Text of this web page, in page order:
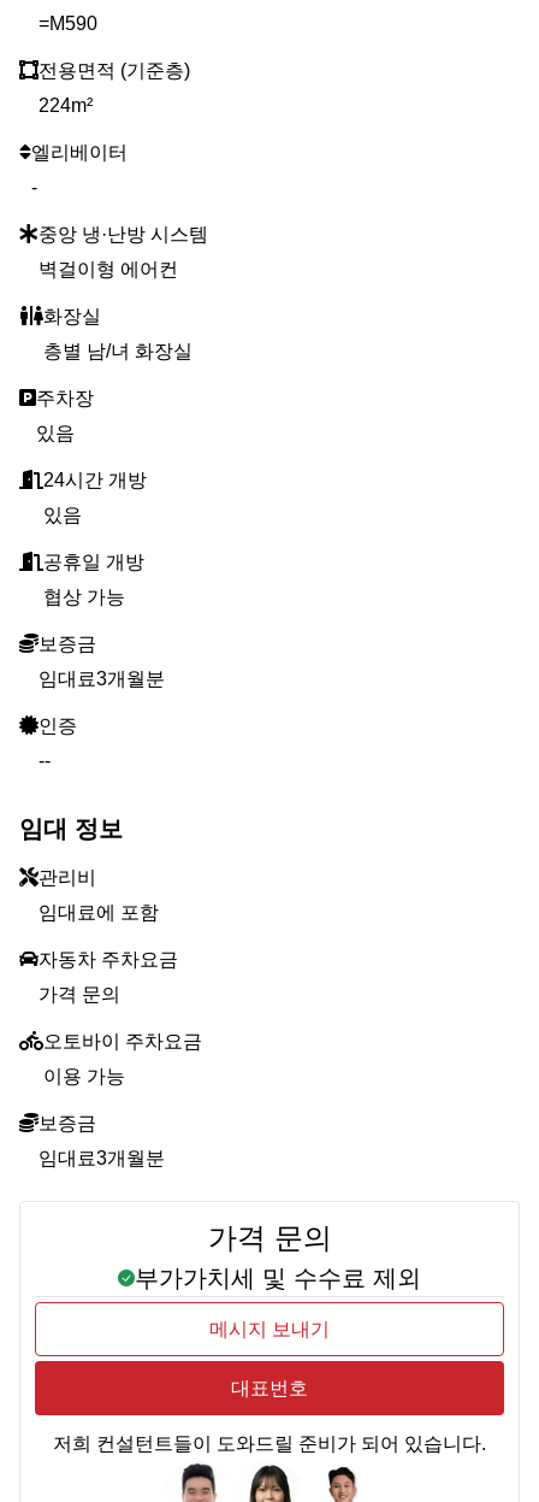
=M590
전용면적 (기준층)
224m²
엘리베이터
-
중앙 냉·난방 시스템
벽걸이형 에어컨
화장실
층별 남/녀 화장실
주차장
있음
24시간 개방
있음
공휴일 개방
협상 가능
보증금
임대료3개월분
인증
--
임대 정보
관리비
임대료에 포함
자동차 주차요금
가격 문의
오토바이 주차요금
이용 가능
보증금
임대료3개월분
가격 문의
부가가치세 및 수수료 제외
메시지 보내기
대표번호
저희 컨설턴트들이 도와드릴 준비가 되어 있습니다.